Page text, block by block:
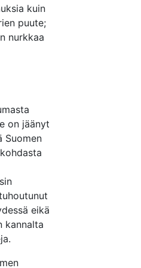
kuin
puute;
nurkkaa
on jäänyt
Suomen
eikä
kannalta